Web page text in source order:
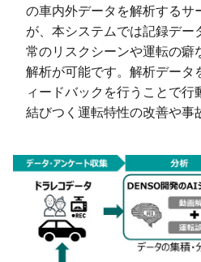
の車内外データを解析するサ
が、本システムでは記録デー
常のリスクシーンや運転の癖
解析が可能です。解析データ
ィードバックを行うことで
結びつく運転特性の改善や事